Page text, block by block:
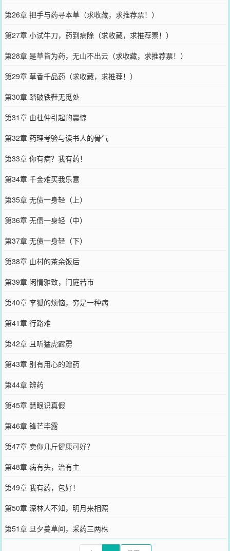
第26章 把手与药寻本草（求收藏，求推荐票！）
第27章 小试牛刀，药到病除（求收藏，求推荐票！）
第28章 是草皆为药，无山不出云（求收藏，求推荐票！）
第29章 草香千品药（求收藏，求推荐！）
第30章 踏破铁鞋无觅处
第31章 由杜仲引起的震惊
第32章 药理考验与读书人的骨气
第33章 你有病？我有药！
第34章 千金难买我乐意
第35章 无债一身轻（上）
第36章 无债一身轻（中）
第37章 无债一身轻（下）
第38章 山村的茶余饭后
第39章 闲情雅致，门庭若市
第40章 李狐的烦恼，穷是一种病
第41章 行路难
第42章 且听猛虎霹雳
第43章 别有用心的赠药
第44章 辨药
第45章 慧眼识真假
第46章 锋芒毕露
第47章 卖你几斤健康可好？
第48章 病有头，治有主
第49章 我有药，包好！
第50章 深林人不知，明月来相照
第51章 旦夕蔓草间，采药三两株